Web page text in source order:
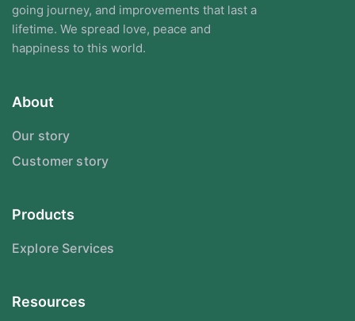
going journey, and improvements that last a
lifetime. We spread love, peace and
happiness to this world.
About
Our story
Customer story
Products
Explore Services
Resources